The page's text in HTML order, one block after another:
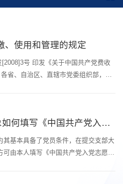
、使用和管理的规定
学生入党知识--发展对象如何填写《中国共产党入党志愿书》
其基本具备了党员条件，在提交支部大
由本人填写《中国共产党入党志愿